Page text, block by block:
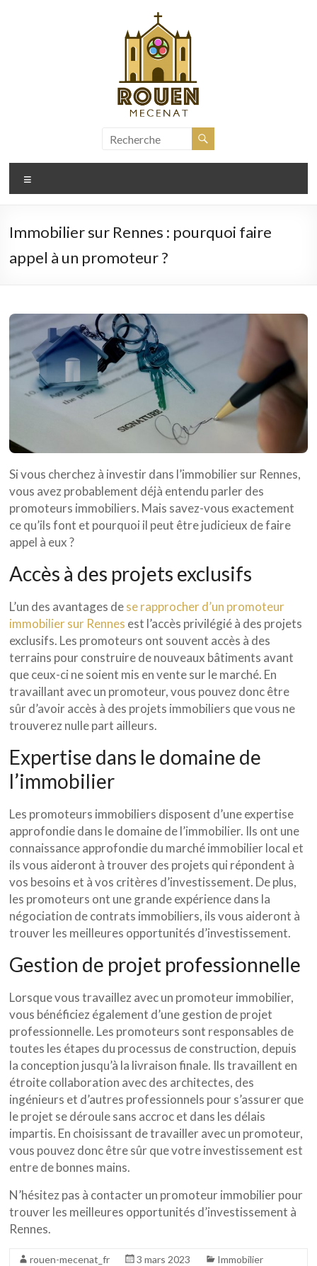
mecenat.fr
Immobilier sur Rennes : pourquoi faire
appel à un promoteur ?
Si vous cherchez à investir dans l’immobilier sur Rennes,
vous avez probablement déjà entendu parler des
promoteurs immobiliers. Mais savez-vous exactement
ce qu’ils font et pourquoi il peut être judicieux de faire
appel à eux ?
Accès à des projets exclusifs
L’un des avantages dese rapprocher d’un promoteur
immobilier sur Rennes est l’accès privilégié à des projets
exclusifs. Les promoteurs ont souvent accès à des
terrains pour construire de nouveaux bâtiments avant
que ceux-ci ne soient mis en vente sur le marché. En
travaillant avec un promoteur, vous pouvez donc être
sûr d’avoir accès à des projets immobiliers que vous ne
trouverez nulle part ailleurs.
Expertise dans le domaine de
l’immobilier
Les promoteurs immobiliers disposent d’une expertise
approfondie dans le domaine de l’immobilier. Ils ont une
connaissance approfondie du marché immobilier local et
ils vous aideront à trouver des projets qui répondent à
vos besoins et à vos critères d’investissement. De plus,
les promoteurs ont une grande expérience dans la
négociation de contrats immobiliers, ils vous aideront à
trouver les meilleures opportunités d’investissement.
Gestion de projet professionnelle
Lorsque vous travaillez avec un promoteur immobilier,
vous bénéficiez également d’une gestion de projet
professionnelle. Les promoteurs sont responsables de
toutes les étapes du processus de construction, depuis
la conception jusqu’à la livraison finale. Ils travaillent en
étroite collaboration avec des architectes, des
ingénieurs et d’autres professionnels pour s’assurer que
le projet se déroule sans accroc et dans les délais
impartis. En choisissant de travailler avec un promoteur,
vous pouvez donc être sûr que votre investissement est
entre de bonnes mains.
N’hésitez pas à contacter un promoteur immobilier pour
trouver les meilleures opportunités d’investissement à
Rennes.
rouen-mecenat_fr 3 mars 2023 Immobilier